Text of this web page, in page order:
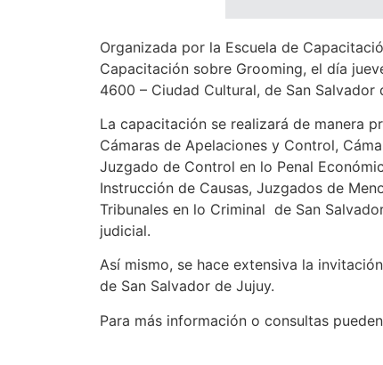
Organizada por la Escuela de
Capacitación sobre Grooming, el día
4600 – Ciudad Cultural, de San Salvador
La capacitación se realizará de manera
Cámaras de Apelaciones y Control,
Juzgado de Control en lo Penal
Instrucción de Causas, Juzgados de
Tribunales en lo Criminal de San
judicial.
Así mismo, se hace extensiva la
de San Salvador de Jujuy.
Para más información o consultas